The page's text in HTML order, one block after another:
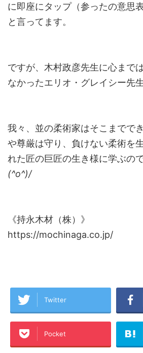
に即座にタップ（参ったの意思
と言ってます。
ですが、木村政彦先生に心まで
なかったエリオ・グレイシー先生
我々、並の柔術家はそこまでで
や尊厳は守り、負けない柔術を
れた匠の巨匠の生き様に学ぶの
(^o^)/
《持永木材（株）》
https://mochinaga.co.jp/
Twitter
Pocket